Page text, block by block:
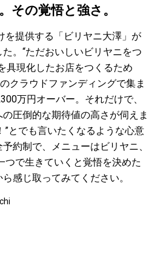
その覚悟と強さ。
を提供する「ビリヤニ大澤」が
。“ただおいしいビリヤニをつ
具現化したお店をつくるため
クラウドファンディングで集ま
万円オーバー。それだけで、
圧倒的な期待値の高さが伺えま
”とでも言いたくなるような心意
約制で、メニューはビリヤニ、
つで生きていくと覚悟を決めた
感じ取ってみてください。